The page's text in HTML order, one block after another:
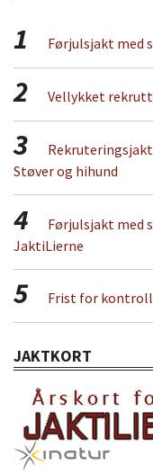
1 Førjulsjakt med
2 Vellykket
3
Rekruteringsjakt
Støver og hihund
4
Førjulsjakt med
JaktiLierne
5 Frist for
JAKTKORT